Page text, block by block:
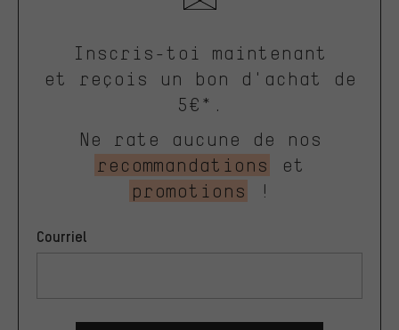
Inscris-toi maintenant
et reçois un bon d'achat de
5€*.
Ne rate aucune de nos
recommandations
et
promotions
!
Courriel